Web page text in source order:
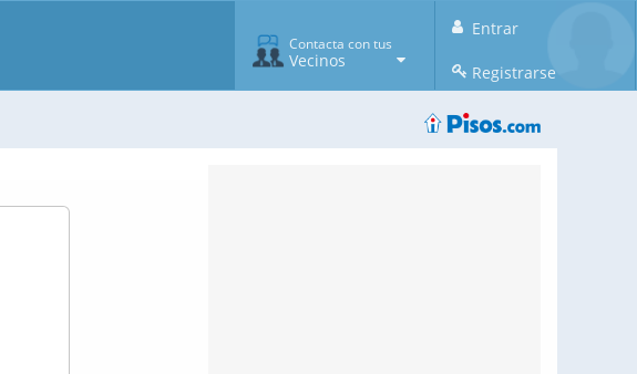
Entrar
Registrarse
Contacta con tus
Vecinos